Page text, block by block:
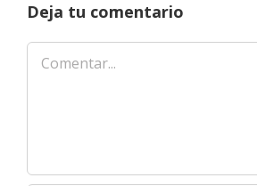
Deja tu comentario
Comentar